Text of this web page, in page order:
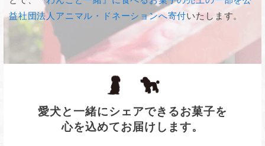
益社団法人アニマル・ドネーションへ寄付いたします。
愛犬と一緒にシェアできるお菓子を
心を込めてお届けします。